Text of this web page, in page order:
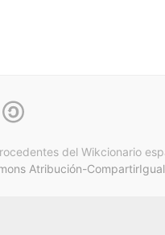
del Wikcionario
Atribución-